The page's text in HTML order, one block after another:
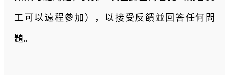
工可以遠程參加），以接受反饋並回答任何問
題。